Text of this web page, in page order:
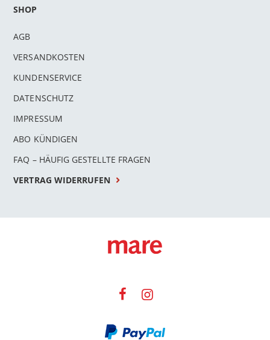
SHOP
AGB
VERSANDKOSTEN
KUNDENSERVICE
DATENSCHUTZ
IMPRESSUM
ABO KÜNDIGEN
FAQ – HÄUFIG GESTELLTE FRAGEN
VERTRAG WIDERRUFEN